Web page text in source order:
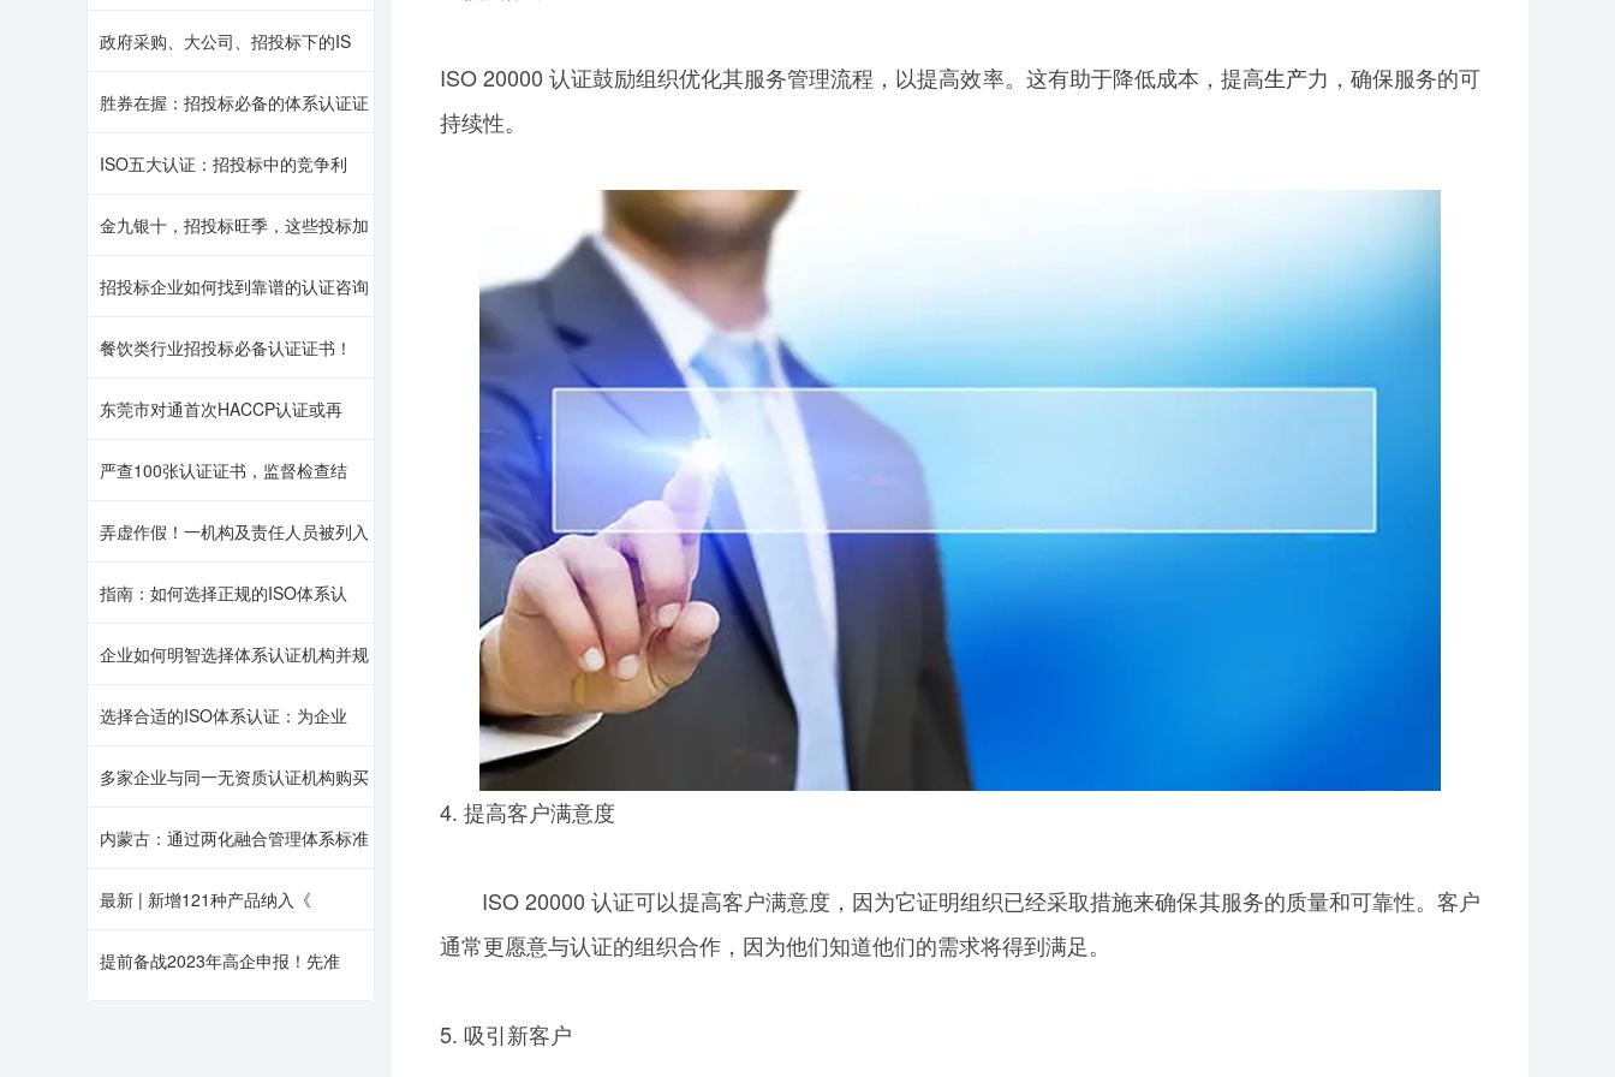
政府采购、大公司、招投标下的IS
胜券在握：招投标必备的体系认证证
ISO五大认证：招投标中的竞争利
金九银十，招投标旺季，这些投标加
招投标企业如何找到靠谱的认证咨询
餐饮类行业招投标必备认证证书！
东莞市对通首次HACCP认证或再
严查100张认证证书，监督检查结
弄虚作假！一机构及责任人员被列入
指南：如何选择正规的ISO体系认
企业如何明智选择体系认证机构并规
选择合适的ISO体系认证：为企业
多家企业与同一无资质认证机构购买
内蒙古：通过两化融合管理体系标准
最新 | 新增121种产品纳入《
提前备战2023年高企申报！先准
ISO 20000 认证鼓励组织优化其服务管理流程，以提高效率。这有助于降低成本，提高生产力，确保服务的可
持续性。
4. 提高客户满意度
ISO 20000 认证可以提高客户满意度，因为它证明组织已经采取措施来确保其服务的质量和可靠性。客户
通常更愿意与认证的组织合作，因为他们知道他们的需求将得到满足。
5. 吸引新客户